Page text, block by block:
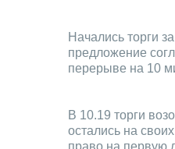
Начались торги
предложение
перерыве на 10
В 10.19 торги
остались на
право на первую